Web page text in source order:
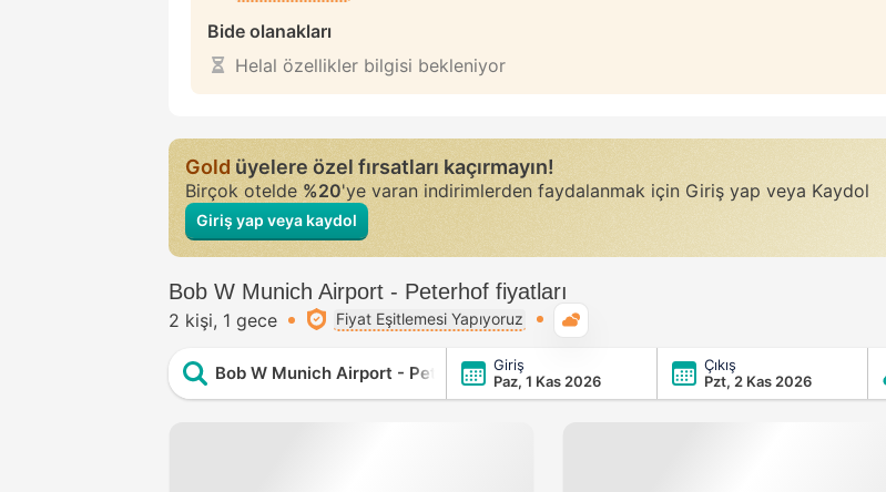
Bide olanakları
Helal özellikler bilgisi bekleniyor
Goldüyelere özel fırsatları kaçırmayın!
Birçok otelde%20'ye varan indirimlerden faydalanmak için Giriş yap veya Kaydol
Giriş yap veya kaydol
Bob W Munich Airport - Peterhof fiyatları
2 kişi 1 gece Fiyat Eşitlemesi Yapıyoruz
Bob W Munich Airport - Peterhof
Giriş
Paz, 1 Kas 2026
Çıkış
Pzt, 2 Kas 2026